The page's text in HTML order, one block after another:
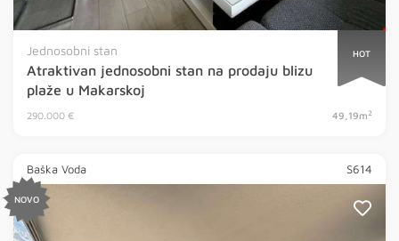
HOT
Jednosobni stan
Atraktivan jednosobni stan na prodaju blizu
plaže u Makarskoj
290.000 € 49,19m 2
Baška Voda S614
NOVO